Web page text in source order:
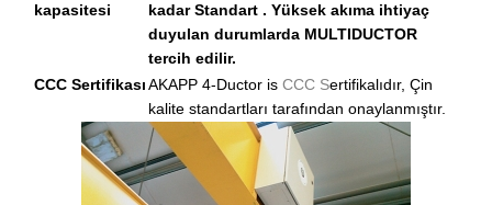
kapasitesi
kadar Standart . Yüksek akıma ihtiyaç
duyulan durumlarda MULTIDUCTOR
tercih edilir.
CCC SertifikasıAKAPP 4-Ductor is CCC Sertifikalıdır, Çin
kalite standartları tarafından onaylanmıştır.